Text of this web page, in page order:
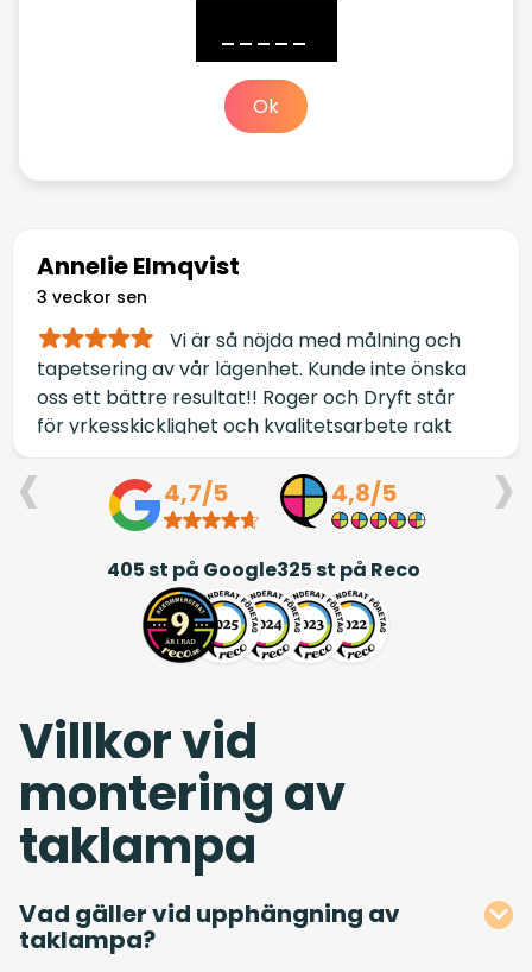
Ok
Annelie Elmqvist
3 veckor sen
Vi är så nöjda med målning och
tapetsering av vår lägenhet. Kunde inte önska
oss ett bättre resultat!! Roger och Dryft står
för yrkesskicklighet och kvalitetsarbete rakt
och är genomtrevliga i alla led. TACK ❤️/Annelie
och Jerry Elmqvist
‹ ›
4,7/5
405st på Google
4,8/5
325st på Reco
Villkor vid
montering av
taklampa
Vad gäller vid upphängning av
taklampa?